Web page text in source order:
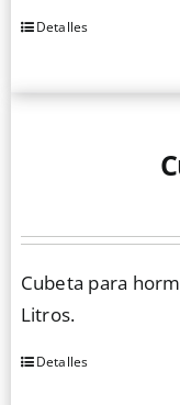
Detalles
Cubeta para
Litros.
Detalles